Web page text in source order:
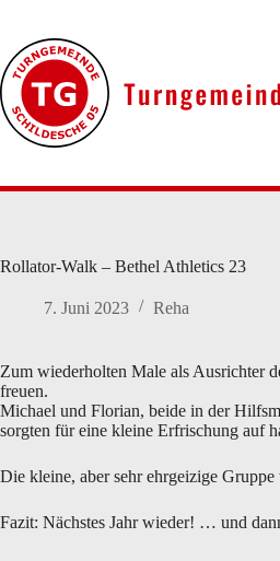
springen
Rollator-Walk – Bethel Athletics 23
7. Juni 2023 Reha
Zum wiederholten Male als Ausrichter
freuen.
Michael und Florian, beide in der
sorgten für eine kleine Erfrischung auf
Die kleine, aber sehr ehrgeizige
Fazit: Nächstes Jahr wieder! … und